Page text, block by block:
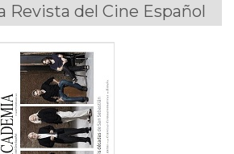
Revista del Cine Español